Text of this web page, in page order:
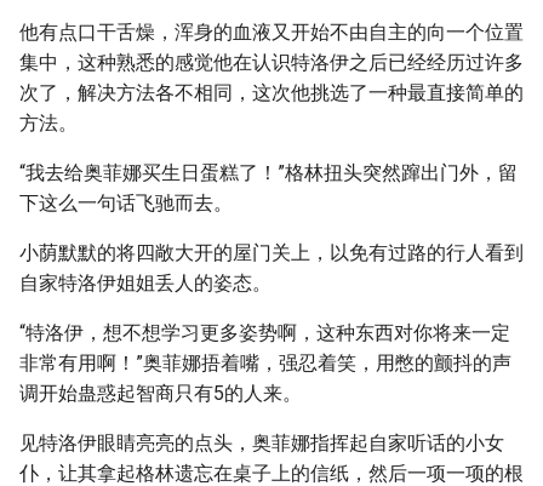
他有点口干舌燥，浑身的血液又开始不由自主的向一个位置
集中，这种熟悉的感觉他在认识特洛伊之后已经经历过许多
次了，解决方法各不相同，这次他挑选了一种最直接简单的
方法。
“我去给奥菲娜买生日蛋糕了！”格林扭头突然蹿出门外，留
下这么一句话飞驰而去。
小荫默默的将四敞大开的屋门关上，以免有过路的行人看到
自家特洛伊姐姐丢人的姿态。
“特洛伊，想不想学习更多姿势啊，这种东西对你将来一定
非常有用啊！”奥菲娜捂着嘴，强忍着笑，用憋的颤抖的声
调开始蛊惑起智商只有5的人来。
见特洛伊眼睛亮亮的点头，奥菲娜指挥起自家听话的小女
仆，让其拿起格林遗忘在桌子上的信纸，然后一项一项的根